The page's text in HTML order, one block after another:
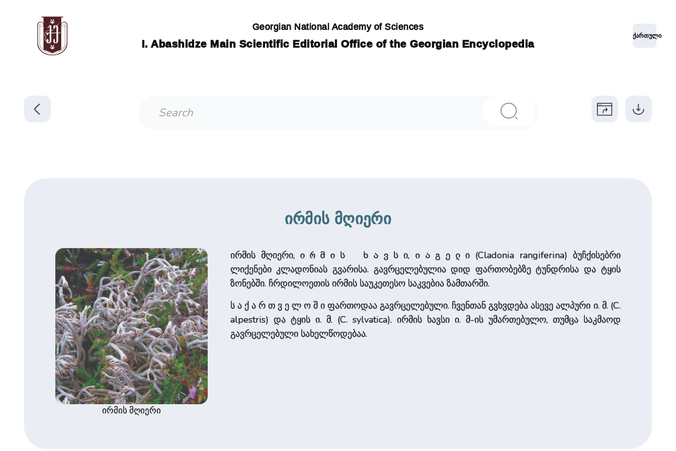
Georgian National Academy of Sciences
I. Abashidze Main Scientific Editorial Office of the Georgian Encyclopedia
ქართული
ირმის მღიერი
ირმის მღიერი
ირმის მღიერი, ირმის ხავსი, იაგელი (Cladonia rangiferina) ბუჩქისებრი
ლიქენები კლადონიას გვარისა. გავრცელებულია დიდ ფართობებზე ტუნდრისა და ტყის
ზონებში. ჩრდილოეთის ირმის საუკეთესო საკვებია ზამთარში.
ს ა ­ქ ა რ ­თ ვ ე ­ლ ო ­შ ი ფართოდაა გავრცელებული. ჩვენთან გვხვდება ასევე ალპური ი. მ. (C.
alpestris) და ტყის ი. მ. (C. sylvatica). ირმის ხავსი ი. მ-ის უმართებულო, თუმცა საკმაოდ
გავრცელებული სახელწოდებაა.